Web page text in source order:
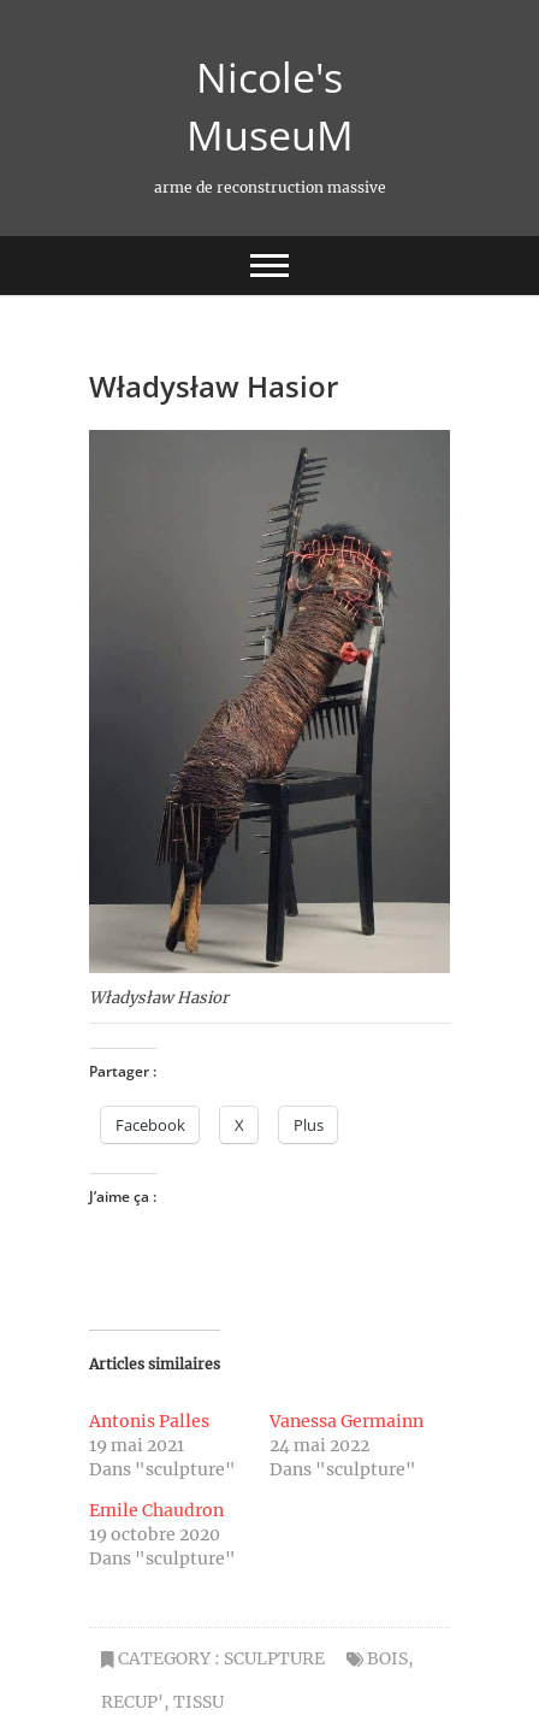
Nicole's
MuseuM
arme de reconstruction massive
Władysław Hasior
Władysław Hasior
Partager :
Facebook X Plus
J’aime ça :
Articles similaires
Antonis Palles
19 mai 2021
Dans "sculpture"
Vanessa Germainn
24 mai 2022
Dans "sculpture"
Emile Chaudron
19 octobre 2020
Dans "sculpture"
CATEGORY : SCULPTURE BOIS,
RECUP', TISSU